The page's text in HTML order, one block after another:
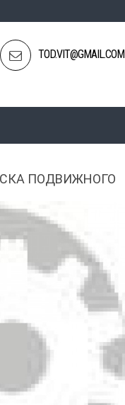
TOD.VIT@GMAIL.COM
ПОДВИЖНОГО